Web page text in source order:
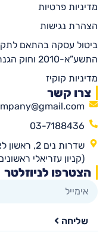
מדיניות פרטיות
הצהרת נגישות
ביטול עסקה בהתאם
התשע”א-2010 וחוק הגנת הצרכן, התשמ”א-1981″
מדיניות קוקיז
צרו קשר
03-7188436
שדרות נים 2, ראשון לציון
(קניון עזריאלי
הצטרפו לניוזלטר
שליחה